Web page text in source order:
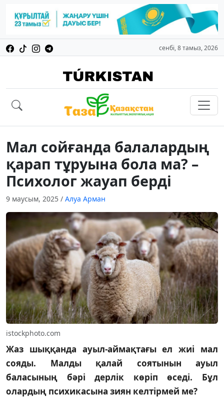
сенбі, 8 тамыз, 2026
Мал сойғанда балалардың
қарап тұруына бола ма? –
Психолог жауап берді
9 маусым, 2025 / Алуа Арман
istockphoto.com
Жаз шыққанда ауыл-аймақтағы ел жиі мал
сояды. Малды қалай соятынын ауыл
баласының бәрі дерлік көріп өседі. Бұл
олардың психикасына зиян келтірмей ме?